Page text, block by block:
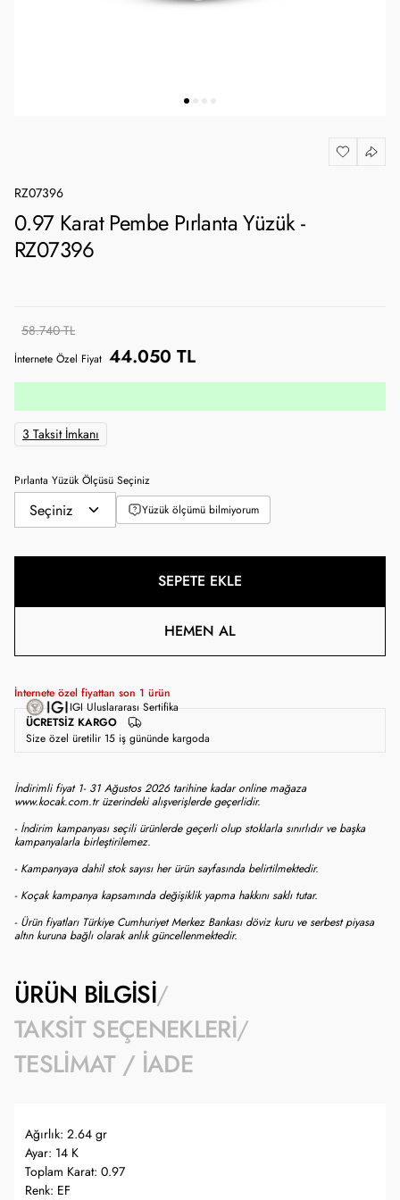
RZ07396
0.97 Karat Pembe Pırlanta Yüzük -
RZ07396
58.740 TL
İnternete Özel Fiyat 44.050 TL
3 Taksit İmkanı
Pırlanta Yüzük Ölçüsü Seçiniz
Yüzük ölçümü bilmiyorum
SEPETE EKLE
HEMEN AL
İnternete özel fiyattan son 1 ürün
ÜCRETSIZ KARGO
IGI Uluslararası Sertifika
Size özel üretilir 15 iş gününde kargoda
İndirimli fiyat 1- 31 Ağustos 2026 tarihine kadar online mağaza
www.kocak.com.tr üzerindeki alışverişlerde geçerlidir.
- İndirim kampanyası seçili ürünlerde geçerli olup stoklarla sınırlıdır ve başka
kampanyalarla birleştirilemez.
- Kampanyaya dahil stok sayısı her ürün sayfasında belirtilmektedir.
- Koçak kampanya kapsamında değişiklik yapma hakkını saklı tutar.
- Ürün fiyatları Türkiye Cumhuriyet Merkez Bankası döviz kuru ve serbest piyasa
altın kuruna bağlı olarak anlık güncellenmektedir.
ÜRÜN BILGISI
TAKSIT SEÇENEKLERI
TESLIMAT / İADE
Ağırlık: 2.64 gr
Ayar: 14 K
Toplam Karat: 0.97
Renk: EF